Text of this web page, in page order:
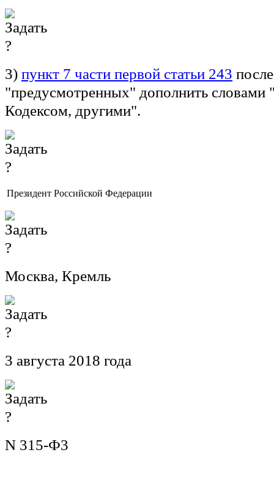
3) пункт 7 части первой статьи 243
"предусмотренных" дополнить словами
Кодексом, другими".
Президент Российской Федерации
Москва, Кремль
3 августа 2018 года
N 315-Ф3